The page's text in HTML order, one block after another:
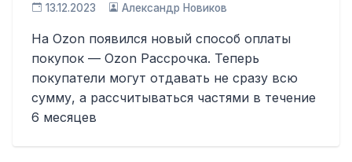
13.12.2023 Александр Новиков
На Ozon появился новый способ оплаты
покупок — Ozon Рассрочка. Теперь
покупатели могут отдавать не сразу всю
сумму, а рассчитываться частями в течение
6 месяцев